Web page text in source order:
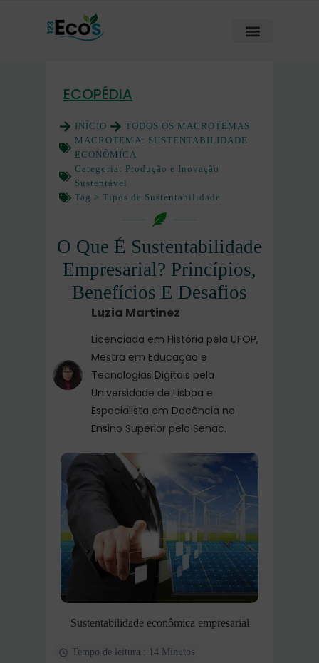
ECOPÉDIA
INÍCIO
TODOS OS MACROTEMAS
MACROTEMA: SUSTENTABILIDADE
ECONÔMICA
Categoria: Produção e Inovação
Sustentável
Tag > Tipos de Sustentabilidade
O Que É Sustentabilidade
Empresarial? Princípios,
Benefícios E Desafios
Luzia Martinez
Licenciada em História pela UFOP,
Mestra em Educação e
Tecnologias Digitais pela
Universidade de Lisboa e
Especialista em Docência no
Ensino Superior pelo Senac.
Sustentabilidade econômica empresarial
Tempo de leitura : 14 Minutos